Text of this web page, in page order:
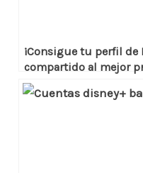
¡Consigue tu perfil de
compartido al mejor
Cuentas seguras y